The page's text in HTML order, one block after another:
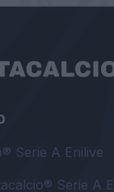
Serie A Enilive
Serie A